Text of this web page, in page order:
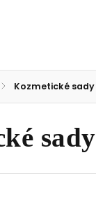
/ Kozmetické sady
sady